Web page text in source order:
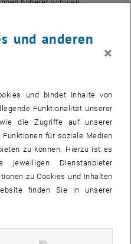
höherer Schulen
die zukünftige
Überblick zu technisch-
Angebot heuer genutzt
aller Fakultäten
alle Beteiligten, die
Studienbild zu
zusätzlich
um SchülerInnen für
hatte seinen Auftakt am
und anderen
×
und bindet Inhalte von
Funktionalität unserer
die Zugriffe auf unserer
für soziale Medien
zu können. Hierzu ist es
Dienstanbieter
zu Cookies und Inhalten
finden Sie in unserer
Cookies zulassen